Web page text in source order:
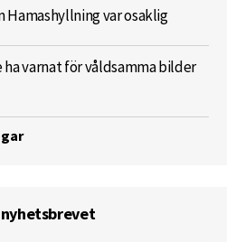
Hamashyllning var osaklig
varnat för våldsamma bilder